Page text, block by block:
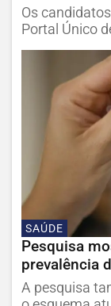
Os
Portal Único
SAÚDE
Pesquisa
prevalência
A pesquisa